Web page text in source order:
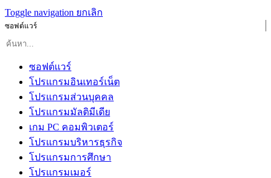
Toggle navigation ยกเลิก
ซอฟต์แวร์
ซอฟต์แวร์
โปรแกรมอินเทอร์เน็ต
โปรแกรมส่วนบุคคล
โปรแกรมมัลติมีเดีย
เกม PC คอมพิวเตอร์
โปรแกรมบริหารธุรกิจ
โปรแกรมการศึกษา
โปรแกรมเมอร์